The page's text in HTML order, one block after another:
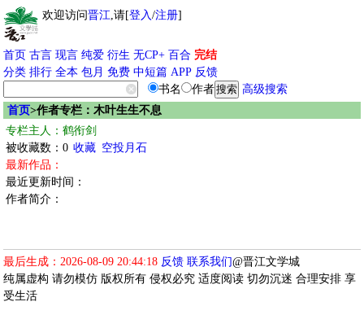
欢迎访问晋江,请[登入/注册]
首页 古言 现言 纯爱 衍生 无CP+ 百合 完结
分类 排行 全本 包月 免费 中短篇 APP 反馈
书名
作者
高级搜索
首页>作者专栏：木叶生生不息
专栏主人：鹤衔剑
被收藏数：0 收藏 空投月石
最新作品：
最近更新时间：
作者简介：
最后生成：2026-08-09 20:44:18 反馈 联系我们@晋江文学城
纯属虚构 请勿模仿 版权所有 侵权必究 适度阅读 切勿沉迷 合理安排 享
受生活